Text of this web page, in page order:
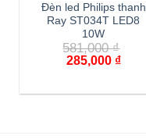
Đèn led Philips thanh
Ray ST034T LED8
10W
581,000₫
Giá
581,000 ₫.
285,000 ₫Giá
là: